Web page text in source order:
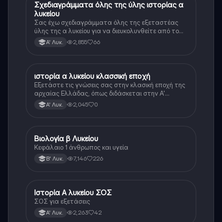
Ιστορία
Σχεδιαγράμματα όλης της ύλης ιστορίας α
λυκείου
Σας έχω σχεδιαγράμματα όλης της εξεταστέας
ύλης της α λυκείου για να διευκολυνθείτε από το
τεράστιο βάρος του βιβλίου
Α' Λυκ. 2,855 66
Ιστορία
ιστορία α λυκείου κλασσική εποχή
Εξετάστε τις γνώσεις σας στην κλασική εποχή της
αρχαίας Ελλάδας, όπως διδάσκεται στην Α'
Λυκείου.Α' Λυκ. 2,045 0
Βιολογία
Βιολογία β Λυκείου
Κεφάλαιο 1 άνθρωπος και υγεία
Β' Λυκ. 7,146 226
Ιστορία
Ιστορία Α λυκείου ΣΟΣ
ΣΟΣ για εξετάσεις
Α' Λυκ. 2,263 42